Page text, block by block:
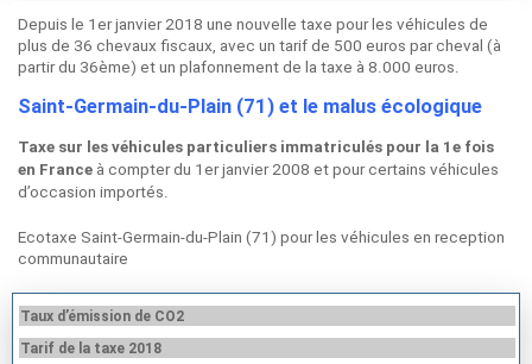
Depuis le 1er janvier 2018 une nouvelle taxe pour les véhicules de
plus de 36 chevaux fiscaux, avec un tarif de 500 euros par cheval (à
partir du 36ème) et un plafonnement de la taxe à 8.000 euros.
Saint-Germain-du-Plain (71) et le malus écologique
Taxe sur les véhicules particuliers immatriculés pour la 1e fois
en France à compter du 1er janvier 2008 et pour certains véhicules
d’occasion importés.
Ecotaxe Saint-Germain-du-Plain (71) pour les véhicules en reception
communautaire
Taux d’émission de CO2
Tarif de la taxe 2018